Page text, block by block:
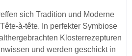
sich Tradition und Moderne
à-tête. In perfekter Symbiose
Klosterrezepturen
und werden geschickt in